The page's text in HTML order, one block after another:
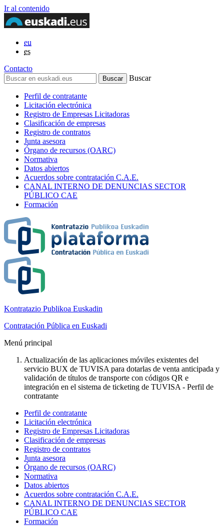
Ir al contenido
eu
es
Contacto
Buscar
Perfil de contratante
Licitación electrónica
Registro de Empresas Licitadoras
Clasificación de empresas
Registro de contratos
Junta asesora
Órgano de recursos (OARC)
Normativa
Datos abiertos
Acuerdos sobre contratación C.A.E.
CANAL INTERNO DE DENUNCIAS SECTOR
PÚBLICO CAE
Formación
Kontratazio Publikoa Euskadin
Contratación Pública en Euskadi
Menú principal
Actualización de las aplicaciones móviles existentes del
servicio BUX de TUVISA para dotarlas de venta anticipada y
validación de títulos de transporte con códigos QR e
integración en el sistema de ticketing de TUVISA - Perfil de
contratante
Perfil de contratante
Licitación electrónica
Registro de Empresas Licitadoras
Clasificación de empresas
Registro de contratos
Junta asesora
Órgano de recursos (OARC)
Normativa
Datos abiertos
Acuerdos sobre contratación C.A.E.
CANAL INTERNO DE DENUNCIAS SECTOR
PÚBLICO CAE
Formación